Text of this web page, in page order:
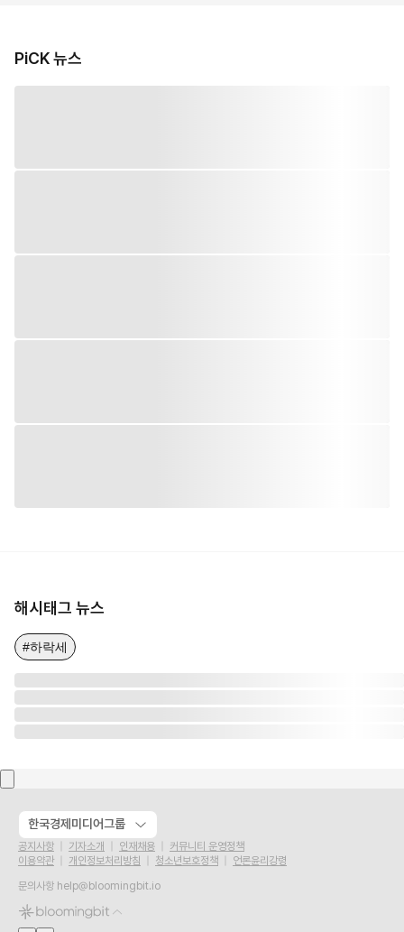
PiCK 뉴스
해시태그 뉴스
#하락세
한국경제미디어그룹
공지사항 기자소개 인재채용
커뮤니티 운영정책
이용약관
개인정보처리방침 청소년보호정책
언론윤리강령
문의사항 help@bloomingbit.io